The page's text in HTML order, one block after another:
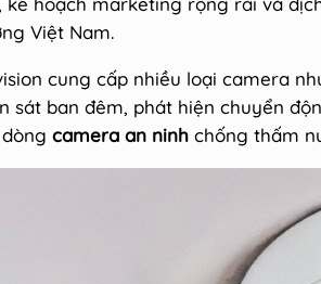
Việt Nam.
cung cấp nhiều loại camera
sát ban đêm, phát hiện chuyển
camera an ninh chống thấm